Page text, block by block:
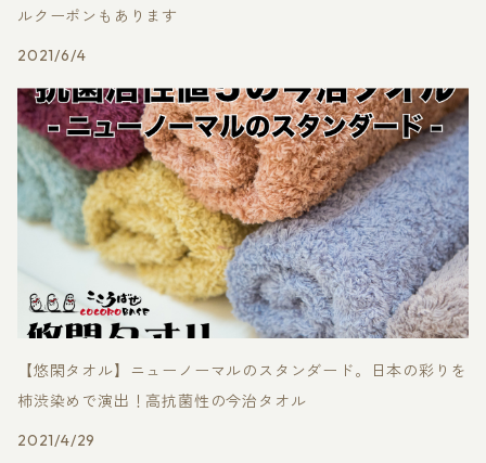
ルクーポンもあります
2021/6/4
【悠閑タオル】ニューノーマルのスタンダード。日本の彩りを
柿渋染めで演出！高抗菌性の今治タオル
2021/4/29